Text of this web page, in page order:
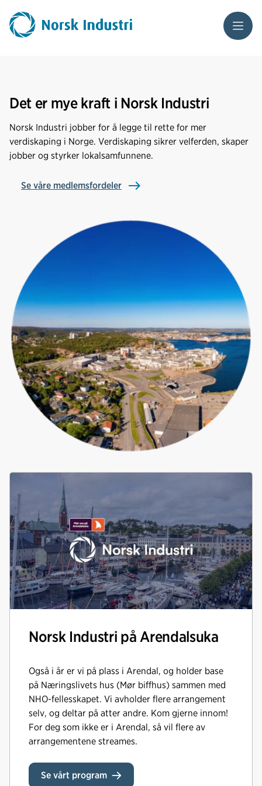
Meny
Det er mye kraft i Norsk Industri
Norsk Industri jobber for å legge til rette for mer
verdiskaping i Norge. Verdiskaping sikrer velferden, skaper
jobber og styrker lokalsamfunnene.
Se våre medlemsfordeler
Norsk Industri på Arendalsuka
Også i år er vi på plass i Arendal, og holder base
på Næringslivets hus (Mør biffhus) sammen med
NHO-fellesskapet. Vi avholder flere arrangement
selv, og deltar på atter andre. Kom gjerne innom!
For deg som ikke er i Arendal, så vil flere av
arrangementene streames.
Se vårt program